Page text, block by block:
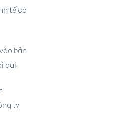
tế có
bản
đại.
ty